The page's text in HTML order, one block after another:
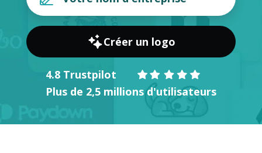
SE CONNECTER
Créer un logo
4.8 Trustpilot
Plus de 2,5 millions d'utilisateurs